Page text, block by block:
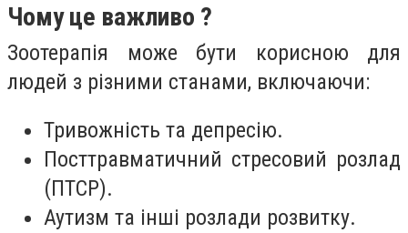
Чому це важливо ?
Зоотерапія може бути корисною для
людей з різними станами, включаючи:
Тривожність та депресію.
Посттравматичний стресовий розлад
(ПТСР).
Аутизм та інші розлади розвитку.